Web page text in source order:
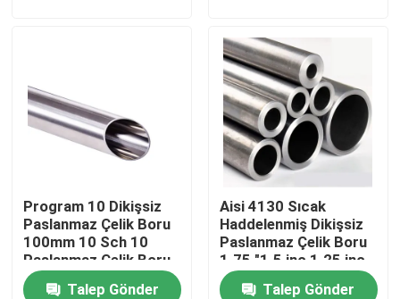
Ürün:% s
Hakkımızda
Fabrika turu
Kalite kontrol
Program 10 Dikişsiz
Paslanmaz Çelik Boru
100mm 10 Sch 10
Paslanmaz Çelik Boru
ASTM AiSi JIS GB
Talep Gönder
Aisi 4130 Sıcak
Haddelenmiş Dikişsiz
Paslanmaz Çelik Boru
1.75 "1.5 inç 1.25 inç
Yuvarlak
Talep Gönder